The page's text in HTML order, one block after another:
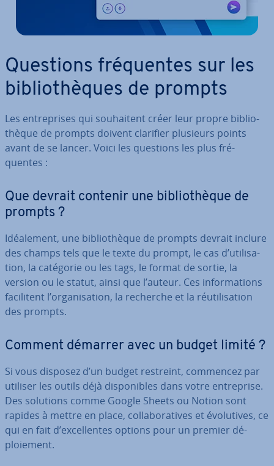
Questions fré­quentes sur les
bi­blio­thèques de prompts
Les en­tre­prises qui sou­hai­tent créer leur propre bi­blio­
thèque de prompts doivent clarifier plusieurs points
avant de se lancer. Voici les questions les plus fré­
quentes :
Que devrait contenir une bi­blio­thèque de
prompts ?
Idéa­le­ment, une bi­blio­thèque de prompts devrait inclure
des champs tels que le texte du prompt, le cas d’uti­li­sa­
tion, la catégorie ou les tags, le format de sortie, la
version ou le statut, ainsi que l’auteur. Ces in­for­ma­tions
fa­ci­li­tent l’or­ga­ni­sa­tion, la recherche et la réu­ti­li­sa­tion
des prompts.
Comment démarrer avec un budget limité ?
Si vous disposez d’un budget restreint, commencez par
utiliser les outils déjà dis­po­nibles dans votre en­tre­prise.
Des solutions comme Google Sheets ou Notion sont
rapides à mettre en place, col­la­bo­ra­tives et évo­lu­tives, ce
qui en fait d’ex­cel­lentes options pour un premier dé­
ploie­ment.